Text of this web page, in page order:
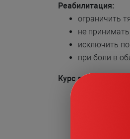
Реабилитация:
ограничить
не
исключить
при боли в
Курс лечения